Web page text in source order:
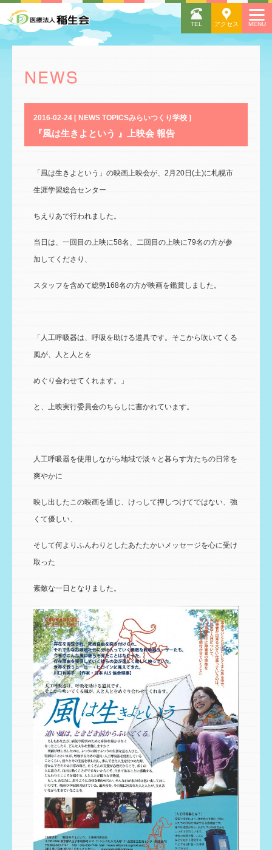
2016-02-24 [ NEWS TOPICSみらいつくり学校 ]
『風は生きよという 』上映会 報告
「風は生きよという」の映画上映会が、2月20日(土)に札幌市
生涯学習総合センター
ちえりあで行われました。
当日は、一回目の上映に58名、二回目の上映に79名の方が参
加してくださり、
スタッフを含めて総勢168名の方が映画を鑑賞しました。
「人工呼吸器は、呼吸を助ける道具です。そこから吹いてくる
風が、人と人とを
めぐり会わせてくれます。」
と、上映実行委員会のちらしに書かれています。
人工呼吸器を使用しながら地域で淡々と暮らす方たちの日常を
爽やかに
映し出したこの映画を通じ、けっして押しつけてではない、強
くて優しい、
そして何よりふんわりとしたあたたかいメッセージを心に受け
取った
素敵な一日となりました。